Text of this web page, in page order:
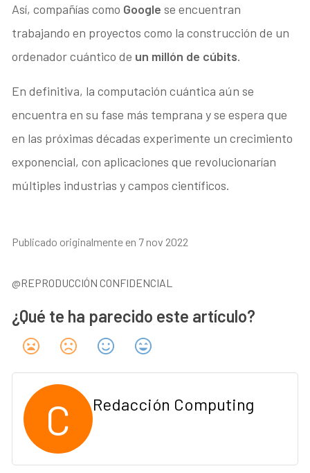
Así, compañías como Google se encuentran
trabajando en proyectos como la construcción de un
ordenador cuántico de un millón de cúbits.
En definitiva, la computación cuántica aún se
encuentra en su fase más temprana y se espera que
en las próximas décadas experimente un crecimiento
exponencial, con aplicaciones que revolucionarían
múltiples industrias y campos científicos.
Publicado originalmente en 7 nov 2022
@REPRODUCCIÓN CONFIDENCIAL
¿Qué te ha parecido este artículo?
C Redacción Computing